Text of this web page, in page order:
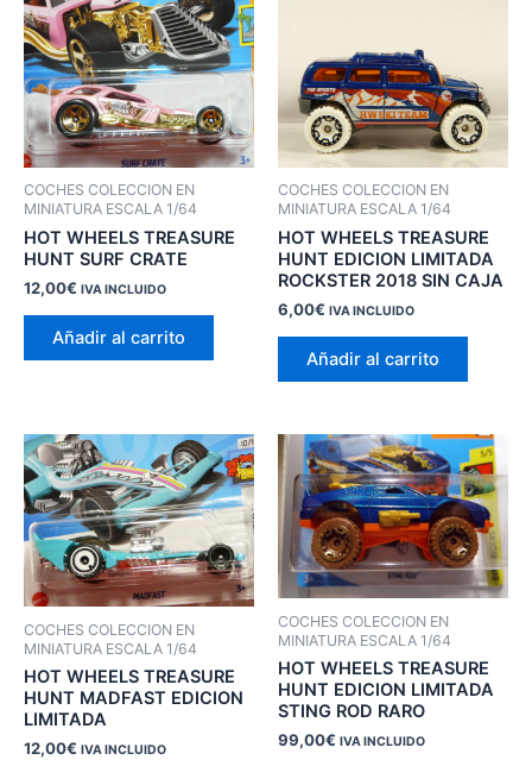
COCHES COLECCION EN
MINIATURA ESCALA 1/64
HOT WHEELS TREASURE
HUNT SURF CRATE
12,00€ IVA INCLUIDO
Añadir al carrito
COCHES COLECCION EN
MINIATURA ESCALA 1/64
HOT WHEELS TREASURE
HUNT EDICION LIMITADA
ROCKSTER 2018 SIN CAJA
6,00€ IVA INCLUIDO
Añadir al carrito
COCHES COLECCION EN
MINIATURA ESCALA 1/64
HOT WHEELS TREASURE
HUNT MADFAST EDICION
LIMITADA
12,00€ IVA INCLUIDO
COCHES COLECCION EN
MINIATURA ESCALA 1/64
HOT WHEELS TREASURE
HUNT EDICION LIMITADA
STING ROD RARO
99,00€ IVA INCLUIDO